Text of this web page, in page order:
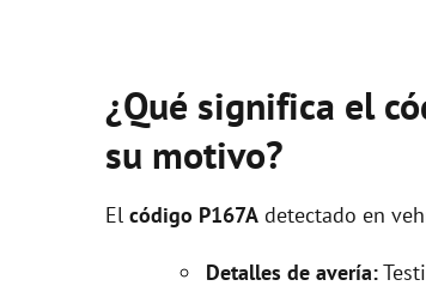
¿Qué significa el
su motivo?
El código P167A detectado en
Detalles de avería: